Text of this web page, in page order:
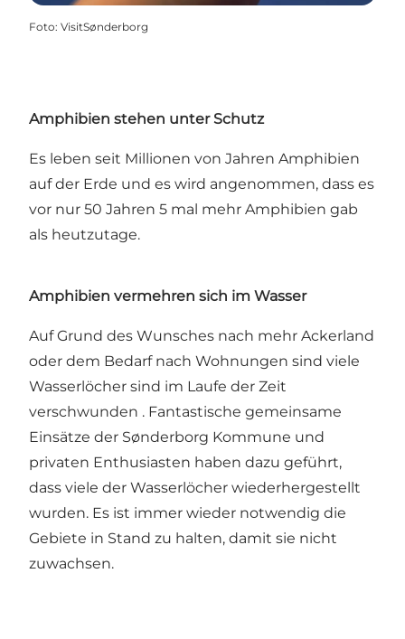
Foto: VisitSønderborg
Amphibien stehen unter Schutz
Es leben seit Millionen von Jahren Amphibien
auf der Erde und es wird angenommen, dass es
vor nur 50 Jahren 5 mal mehr Amphibien gab
als heutzutage.
Amphibien vermehren sich im Wasser
Auf Grund des Wunsches nach mehr Ackerland
oder dem Bedarf nach Wohnungen sind viele
Wasserlöcher sind im Laufe der Zeit
verschwunden . Fantastische gemeinsame
Einsätze der Sønderborg Kommune und
privaten Enthusiasten haben dazu geführt,
dass viele der Wasserlöcher wiederhergestellt
wurden. Es ist immer wieder notwendig die
Gebiete in Stand zu halten, damit sie nicht
zuwachsen.